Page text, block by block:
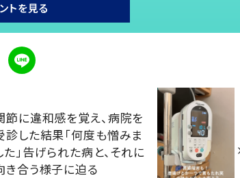
トを見る
節に違和感を覚え、病院を
診した結果「何度も憎みま
た」告げられた病と、それに
き合う様子に迫る